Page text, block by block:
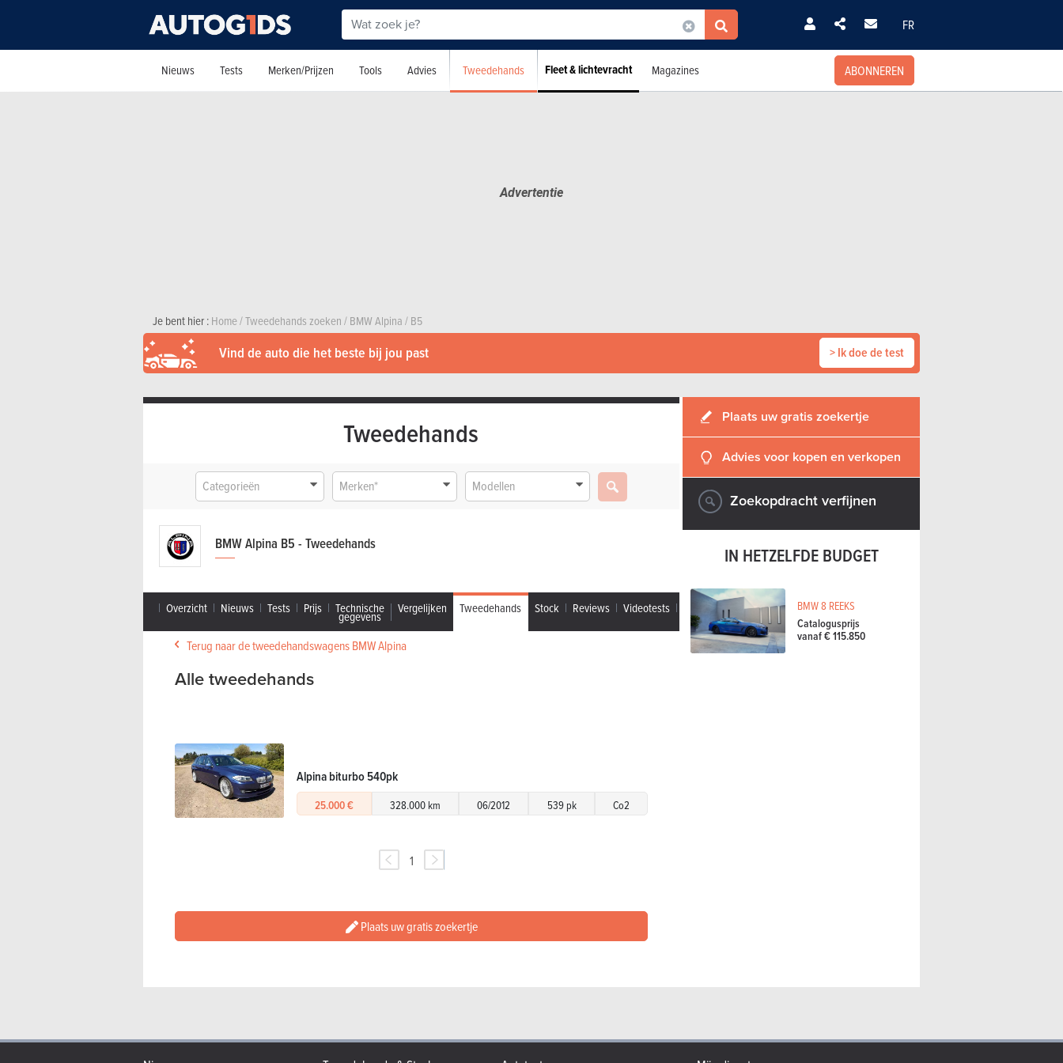
FR
Nieuws Tests Merken/Prijzen Tools Advies Tweedehands Fleet & lichtevracht Magazines ABONNEREN
Je bent hier :Home/Tweedehands zoeken/BMW Alpina/B5
Vind de auto die het beste bij jou past > Ik doe de test
Tweedehands
Categorieën Merken* Modellen
BMW Alpina B5 - Tweedehands
Overzicht Nieuws Tests Prijs Technische
gegevens
Vergelijken Tweedehands Stock Reviews Videotests
Terug naar de tweedehandswagens BMW Alpina
Alle tweedehands
Alpina biturbo 540pk
25.000 € 328.000 km 06/2012 539 pk Co2
1
Plaats uw gratis zoekertje
Plaats uw gratis zoekertje
Advies voor kopen en verkopen
Zoekopdracht verfijnen
IN HETZELFDE BUDGET
BMW 8 REEKS
Catalogusprijs
vanaf € 115.850